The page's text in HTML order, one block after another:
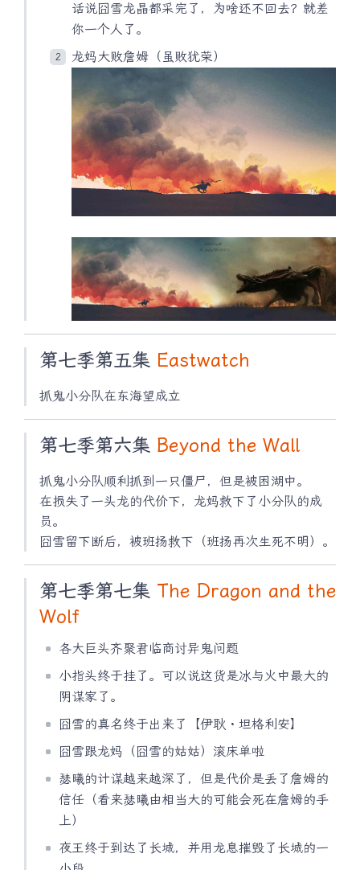
话说囧雪龙晶都采完了，为啥还不回去？就差
你一个人了。
龙妈大败詹姆（虽败犹荣）
第七季第五集 Eastwatch
抓鬼小分队在东海望成立
第七季第六集 Beyond the Wall
抓鬼小分队顺利抓到一只僵尸，但是被困湖中。
在损失了一头龙的代价下，龙妈救下了小分队的成
员。
囧雪留下断后，被班扬救下（班扬再次生死不明）。
第七季第七集 The Dragon and the
Wolf
各大巨头齐聚君临商讨异鬼问题
小指头终于挂了。可以说这货是冰与火中最大的
阴谋家了。
囧雪的真名终于出来了【伊耿・坦格利安】
囧雪跟龙妈（囧雪的姑姑）滚床单啦
瑟曦的计谋越来越深了，但是代价是丢了詹姆的
信任（看来瑟曦由相当大的可能会死在詹姆的手
上）
夜王终于到达了长城，并用龙息摧毁了长城的一